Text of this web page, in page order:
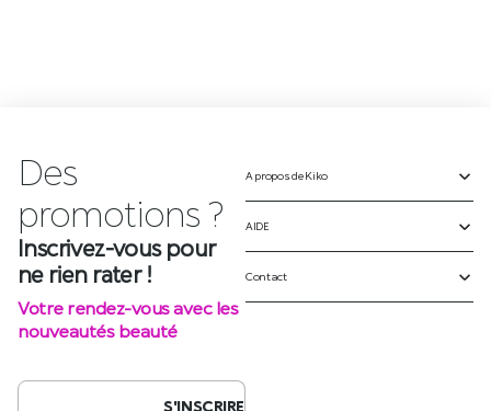
Des
Inscrivez-vous pour
ne rien rater !
Votre rendez-vous avec les
nouveautés beauté
S'INSCRIRE